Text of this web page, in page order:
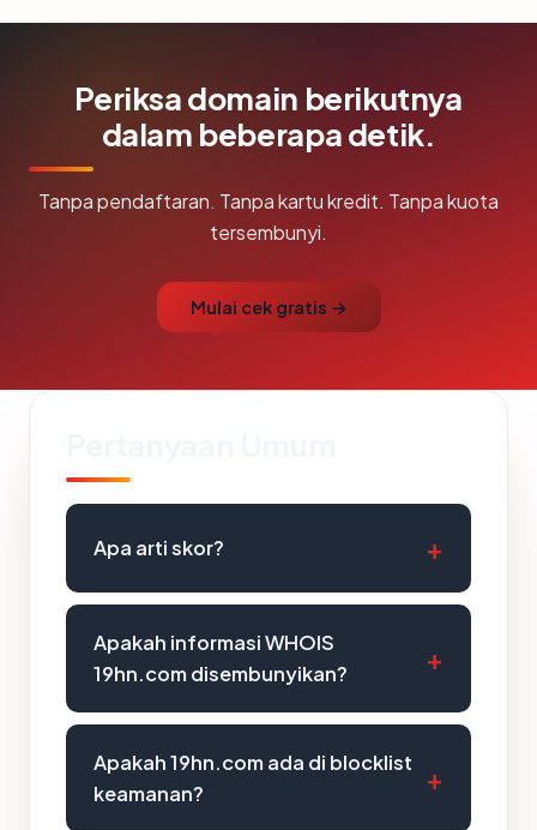
Periksa domain berikutnya
dalam beberapa detik.
Tanpa pendaftaran. Tanpa kartu kredit. Tanpa kuota
tersembunyi.
Mulai cek gratis →
Apa arti skor?
Apakah informasi WHOIS
19hn.com disembunyikan?
Apakah 19hn.com ada di blocklist
keamanan?